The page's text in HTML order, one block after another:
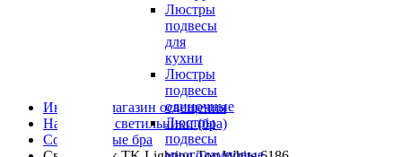
Люстры
подвесы
для
кухни
Люстры
подвесы
одиночные
Люстры
подвесы
Интернет-магазин освещения
Настенные светильники (бра)
Современные бра